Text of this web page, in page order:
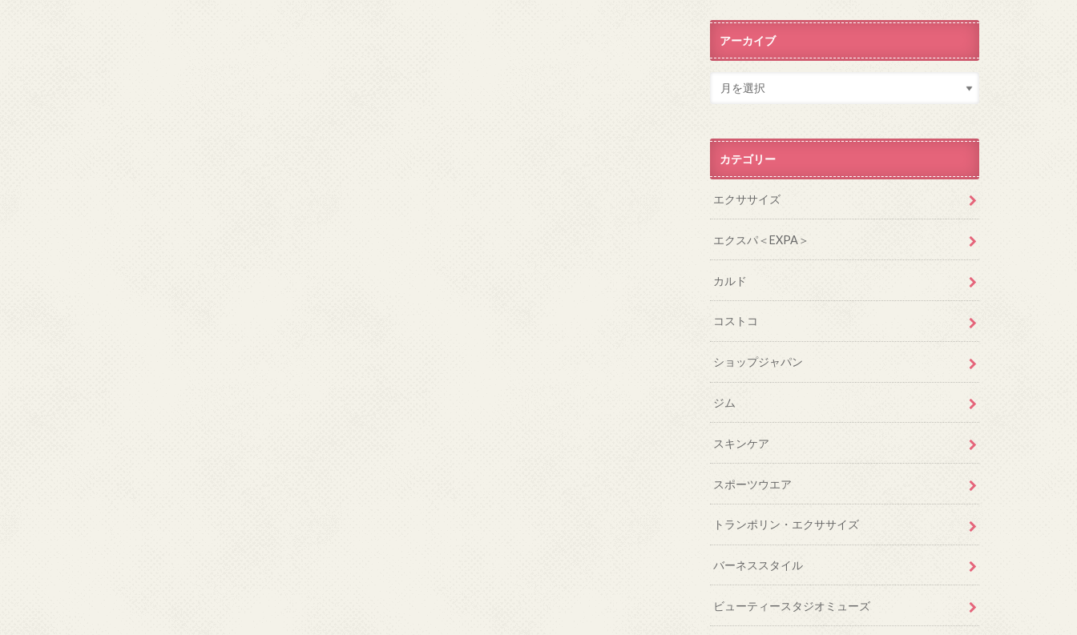
アーカイブ
カテゴリー
エクササイズ
エクスパ＜EXPA＞
カルド
コストコ
ショップジャパン
ジム
スキンケア
スポーツウエア
トランポリン・エクササイズ
バーネススタイル
ビューティースタジオミューズ